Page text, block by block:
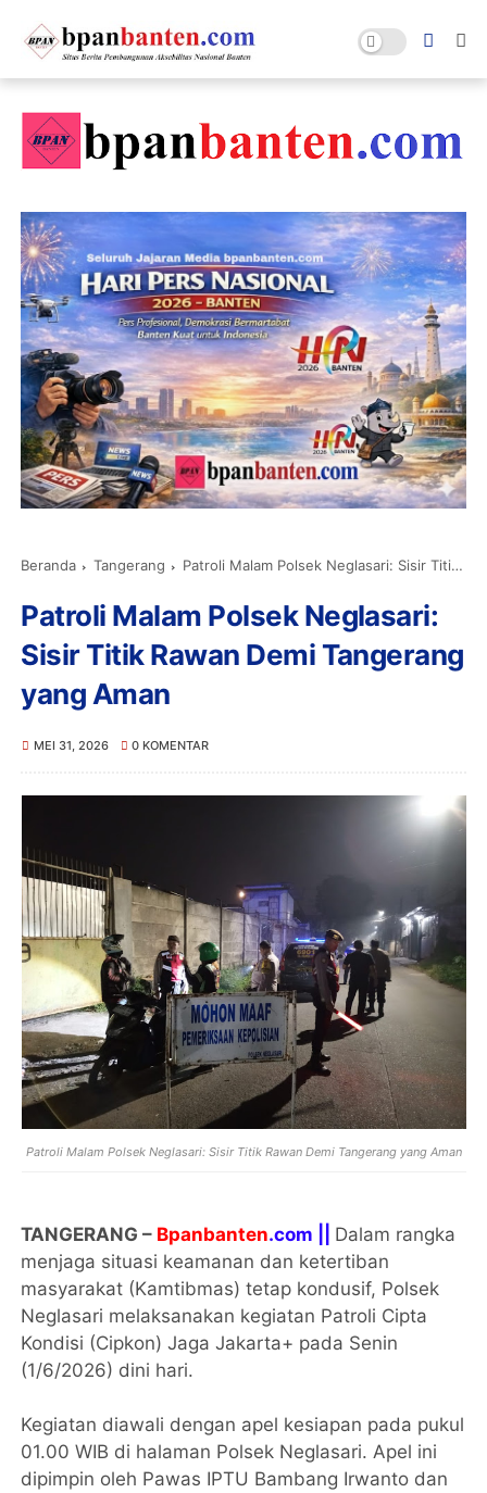
Beranda Tangerang Patroli Malam Polsek Neglasari: Sisir Titik Rawan Demi Tangerang yang Aman
Patroli Malam Polsek Neglasari:
Sisir Titik Rawan Demi Tangerang
yang Aman
MEI 31, 2026 0 KOMENTAR
Patroli Malam Polsek Neglasari: Sisir Titik Rawan Demi Tangerang yang Aman
TANGERANG – Bpanbanten.com || Dalam rangka
menjaga situasi keamanan dan ketertiban
masyarakat (Kamtibmas) tetap kondusif, Polsek
Neglasari melaksanakan kegiatan Patroli Cipta
Kondisi (Cipkon) Jaga Jakarta+ pada Senin
(1/6/2026) dini hari.
Kegiatan diawali dengan apel kesiapan pada pukul
01.00 WIB di halaman Polsek Neglasari. Apel ini
dipimpin oleh Pawas IPTU Bambang Irwanto dan